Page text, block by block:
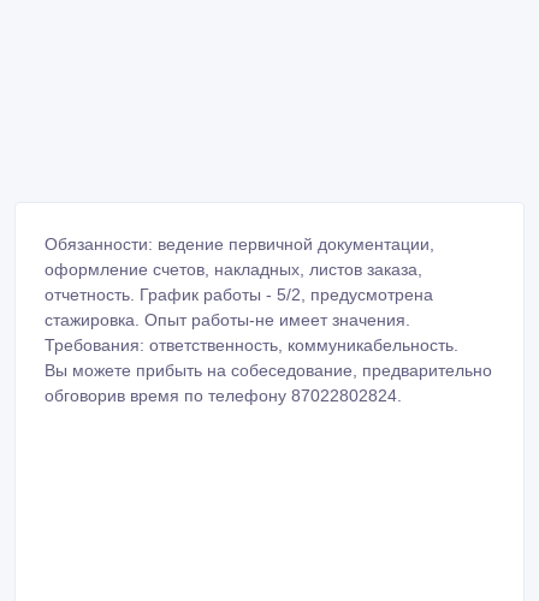
Обязанности: ведение первичной документации,
оформление счетов, накладных, листов заказа,
отчетность. График работы - 5/2, предусмотрена
стажировка. Опыт работы-не имеет значения.
Требования: ответственность, коммуникабельность.
Вы можете прибыть на собеседование, предварительно
обговорив время по телефону 87022802824.